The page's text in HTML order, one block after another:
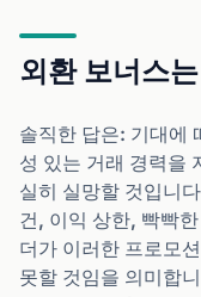
외환 보너스
솔직한 답은: 기대에
성 있는 거래 경력을
실히 실망할 것입니
건, 이익 상한, 빡빡
더가 이러한 프로모
못할 것임을 의미합